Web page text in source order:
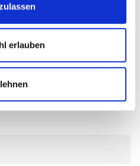
erlauben
Kommentar